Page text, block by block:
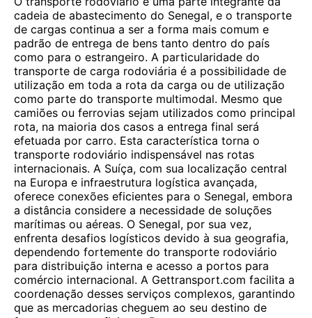
cadeia de abastecimento do Senegal, e o transporte
de cargas continua a ser a forma mais comum e
padrão de entrega de bens tanto dentro do país
como para o estrangeiro. A particularidade do
transporte de carga rodoviária é a possibilidade de
utilização em toda a rota da carga ou de utilização
como parte do transporte multimodal. Mesmo que
camiões ou ferrovias sejam utilizados como principal
rota, na maioria dos casos a entrega final será
efetuada por carro. Esta característica torna o
transporte rodoviário indispensável nas rotas
internacionais. A Suíça, com sua localização central
na Europa e infraestrutura logística avançada,
oferece conexões eficientes para o Senegal, embora
a distância considere a necessidade de soluções
marítimas ou aéreas. O Senegal, por sua vez,
enfrenta desafios logísticos devido à sua geografia,
dependendo fortemente do transporte rodoviário
para distribuição interna e acesso a portos para
comércio internacional. A Gettransport.com facilita a
coordenação desses serviços complexos, garantindo
que as mercadorias cheguem ao seu destino de